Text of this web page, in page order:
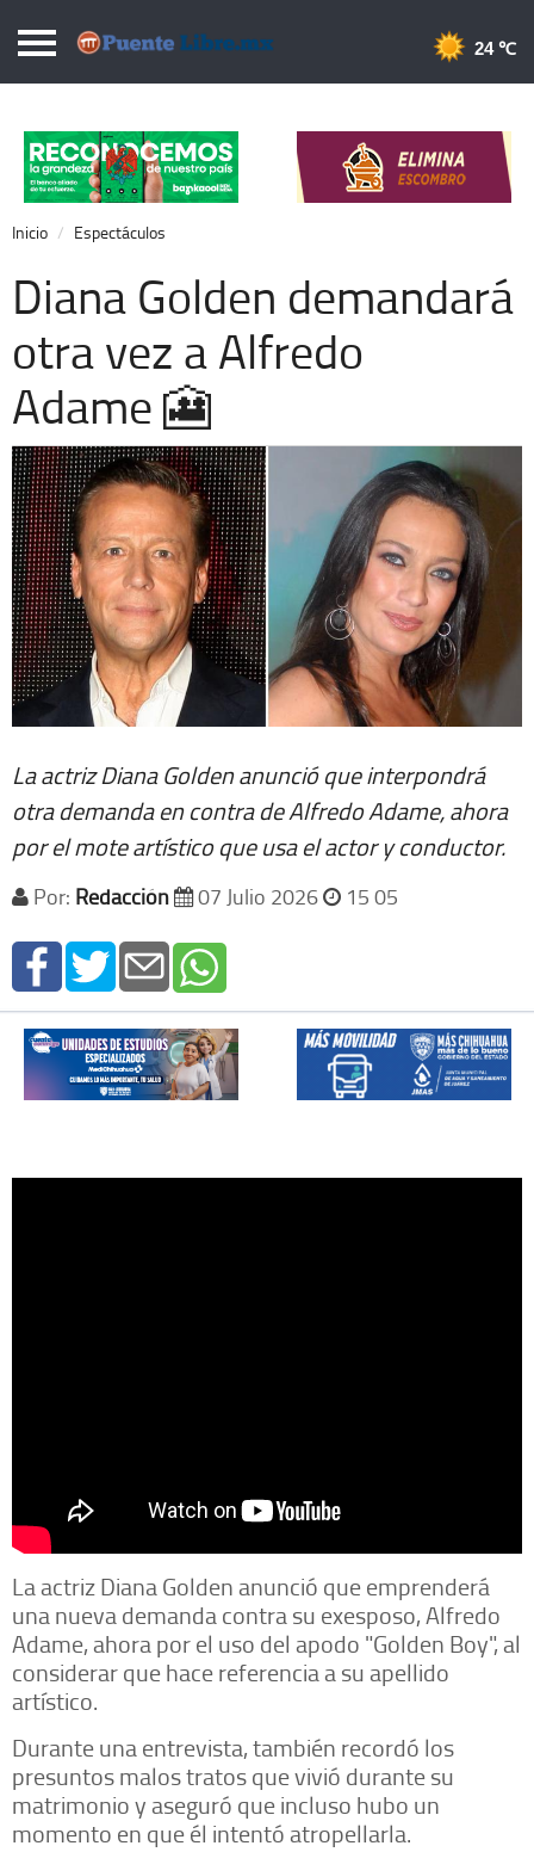
Puentelibre.mx
Local
Nacional
Opinión
Cronos
Economía
Espectáculos
Extra +
24 ℃
Inicio Espectáculos
Diana Golden demandará
otra vez a Alfredo
Adame 🎦
La actriz Diana Golden anunció que interpondrá
otra demanda en contra de Alfredo Adame, ahora
por el mote artístico que usa el actor y conductor.
Por: Redacción 07 Julio 2026 15 05
La actriz Diana Golden anunció que emprenderá
una nueva demanda contra su exesposo, Alfredo
Adame, ahora por el uso del apodo "Golden Boy", al
considerar que hace referencia a su apellido
artístico.
Durante una entrevista, también recordó los
presuntos malos tratos que vivió durante su
matrimonio y aseguró que incluso hubo un
momento en que él intentó atropellarla.